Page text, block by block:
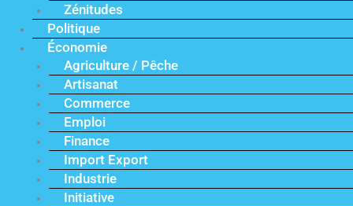
Zénitudes
Politique
Économie
Agriculture / Pêche
Artisanat
Commerce
Emploi
Finance
Import Export
Industrie
Initiative